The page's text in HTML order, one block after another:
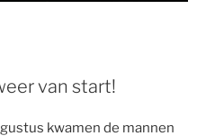
van start!
kwamen de mannen